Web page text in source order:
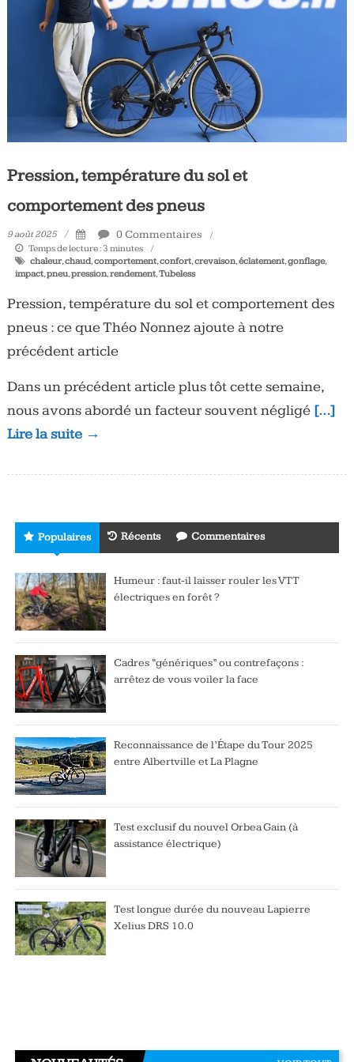
triathlon
Pression, température du sol et
comportement des pneus
9 août 2025 0 Commentaires
Temps de lecture :3 minutes
chaleur,chaud,comportement,confort,crevaison,éclatement,gonflage,
impact,pneu,pression,rendement,Tubeless
Pression, température du sol et comportement des
pneus : ce que Théo Nonnez ajoute à notre
précédent article
Dans un précédent article plus tôt cette semaine,
nous avons abordé un facteur souvent négligé […]
Lire la suite →
Populaires Récents Commentaires
Humeur : faut-il laisser rouler les VTT
électriques en forêt ?
Cadres “génériques” ou contrefaçons :
arrêtez de vous voiler la face
Reconnaissance de l’Étape du Tour 2025
entre Albertville et La Plagne
Test exclusif du nouvel Orbea Gain (à
assistance électrique)
Test longue durée du nouveau Lapierre
Xelius DRS 10.0